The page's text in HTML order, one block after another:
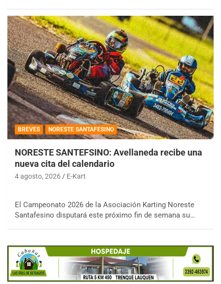
BREVES NORESTE SANTAFESINO
NORESTE SANTEFSINO: Avellaneda recibe una
nueva cita del calendario
4 agosto, 2026 E-Kart
El Campeonato 2026 de la Asociación Karting Noreste
Santafesino disputará este próximo fin de semana su…